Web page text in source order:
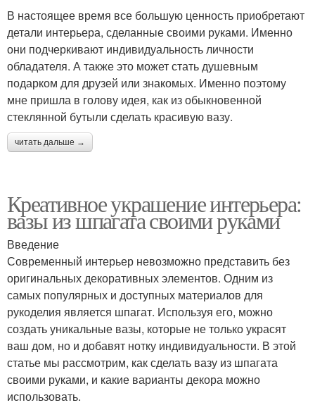
В настоящее время все большую ценность приобретают
детали интерьера, сделанные своими руками. Именно
они подчеркивают индивидуальность личности
обладателя. А также это может стать душевным
подарком для друзей или знакомых. Именно поэтому
мне пришла в голову идея, как из обыкновенной
стеклянной бутыли сделать красивую вазу.
читать дальше →
Креативное украшение интерьера:
вазы из шпагата своими руками
Введение
Современный интерьер невозможно представить без
оригинальных декоративных элементов. Одним из
самых популярных и доступных материалов для
рукоделия является шпагат. Используя его, можно
создать уникальные вазы, которые не только украсят
ваш дом, но и добавят нотку индивидуальности. В этой
статье мы рассмотрим, как сделать вазу из шпагата
своими руками, и какие варианты декора можно
использовать.